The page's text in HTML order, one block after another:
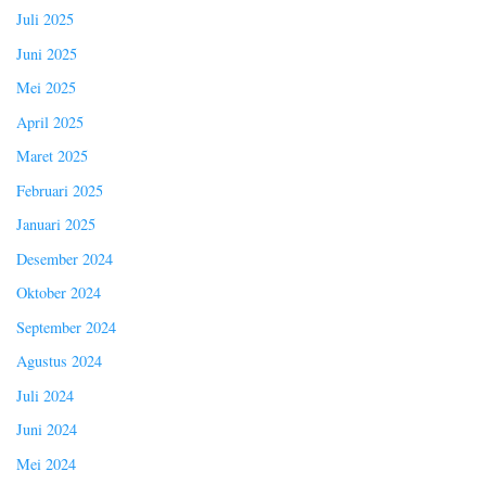
Juli 2025
Juni 2025
Mei 2025
April 2025
Maret 2025
Februari 2025
Januari 2025
Desember 2024
Oktober 2024
September 2024
Agustus 2024
Juli 2024
Juni 2024
Mei 2024